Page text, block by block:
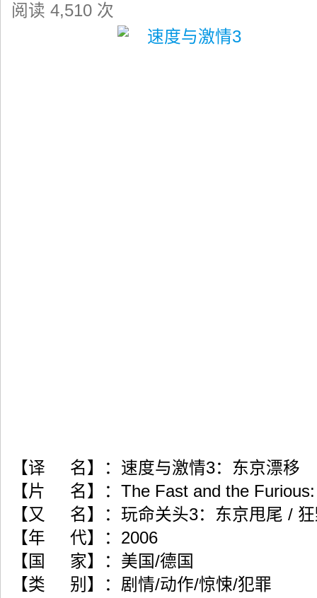
阅读 4,510 次
【译 名】：速度与激情3：东京漂移
【片 名】：The Fast and the Furious:
【又 名】：玩命关头3：东京甩尾 /
【年 代】：2006
【国 家】：美国/德国
【类 别】：剧情/动作/惊悚/犯罪